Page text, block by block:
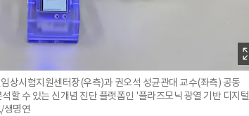
상시험지원센터장(우측)과 권오석 성균관대 교수(좌측) 공동
할 수 있는 신개념 진단 플랫폼인 '플라즈모닉 광열 기반 디지털
생명연